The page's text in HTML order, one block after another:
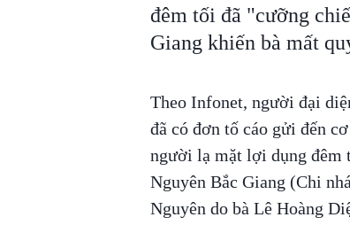
đêm tối đã "cưỡng
Giang khiến bà mất
Theo Infonet, người đại
đã có đơn tố cáo gửi đến
người lạ mặt lợi dụng đêm
Nguyên Bắc Giang (Chi
Nguyên do bà Lê Hoàng